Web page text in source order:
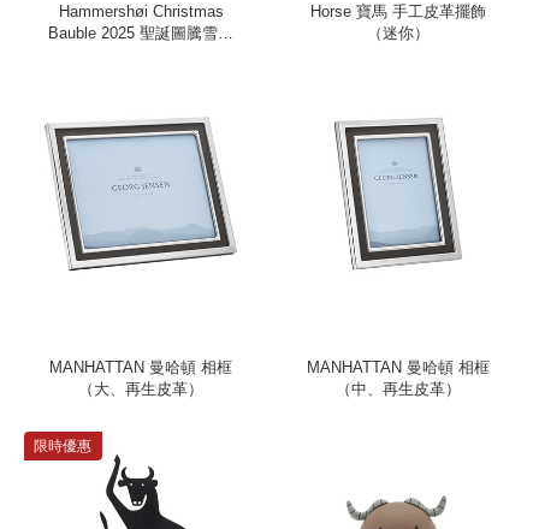
Hammershøi Christmas
Bauble 2025 聖誕圖騰雪球
Horse 寶馬 手工皮革擺飾
（迷你）
MANHATTAN 曼哈頓 相框
（大、再生皮革）
MANHATTAN 曼哈頓 相框
（中、再生皮革）
限時優惠